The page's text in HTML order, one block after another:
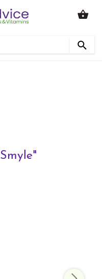
Smyle"